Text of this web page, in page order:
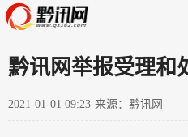
黔讯网举报受理和
2021-01-01 09:23 来源：黔讯网